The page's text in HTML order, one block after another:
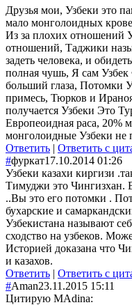
Друзья мои, Узбеки это
мало монголоидных
Из за плохих отношений
отношений, Таджики
задеть человека, и
полная чушь, Я сам
больший глаза, Потомки
примесь, Тюрков и
получается Узбеки Это
Европеоидная раса, 20%
монголоидные Узбеки не
Ответить | Ответить с
#фуркат17.10.2014 01:26
Узбеки казахи киргизи
Тимуджи это Чингизхан.
..Вы это его потомки .
бухарские и
Узбекистана называют
сходство на узбеков.
Историей доказана что
и казахов.
Ответить | Ответить с
#Aman23.11.2015 15:11
Цитирую MAdina: